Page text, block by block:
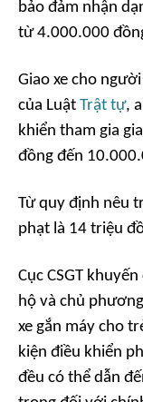
bảo đảm nhận
từ 4.000.000
Giao xe cho
của Luật Trật tự,
khiển tham gia
đồng đến
Từ quy định nêu
phạt là 14 triệu
Cục CSGT
hộ và chủ
xe gắn máy cho
kiện điều khiển
đều có thể dẫn